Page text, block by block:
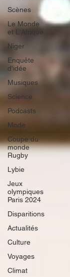
Scènes
Le Monde
et L'Afrique
Niger
Enquête
d'idée
Musiques
Science
Podcasts
Mode
Coupe du
monde
Rugby
Lybie
Jeux
olympiques
Paris 2024
Disparitions
Actualités
Culture
Voyages
Climat